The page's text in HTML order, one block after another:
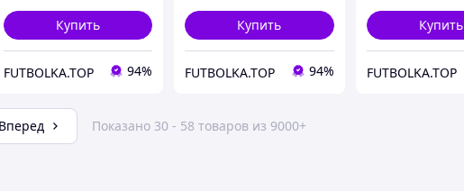
Купить
FUTBOLKA.TOP 94%
Купить
FUTBOLKA.TOP 94%
Купить
FUTBOLKA.TOP
Вперед Показано 30 - 58 товаров из 9000+